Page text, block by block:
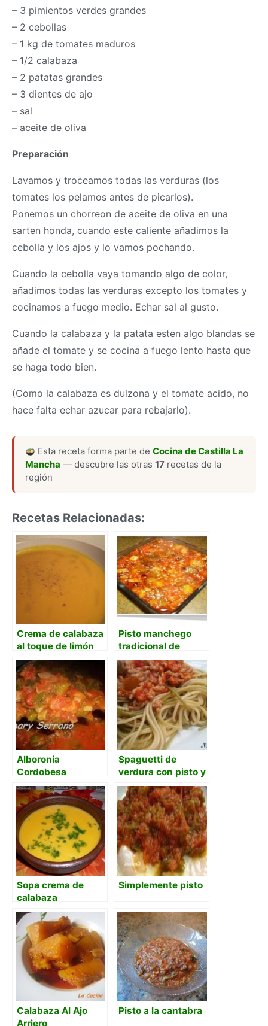
– 3 pimientos verdes grandes
– 2 cebollas
– 1 kg de tomates maduros
– 1/2 calabaza
– 2 patatas grandes
– 3 dientes de ajo
– sal
– aceite de oliva
Preparación
Lavamos y troceamos todas las verduras (los
tomates los pelamos antes de picarlos).
Ponemos un chorreon de aceite de oliva en una
sarten honda, cuando este caliente añadimos la
cebolla y los ajos y lo vamos pochando.
Cuando la cebolla vaya tomando algo de color,
añadimos todas las verduras excepto los tomates y
cocinamos a fuego medio. Echar sal al gusto.
Cuando la calabaza y la patata esten algo blandas se
añade el tomate y se cocina a fuego lento hasta que
se haga todo bien.
(Como la calabaza es dulzona y el tomate acido, no
hace falta echar azucar para rebajarlo).
Esta receta forma parte deCocina de Castilla La
Mancha — descubre las otras 17 recetas de la
región
Recetas Relacionadas:
Crema de calabaza
al toque de limón
Pisto manchego
tradicional de
verduras pochadas
a fuego lento
Alboronia
Cordobesa
Spaguetti de
verdura con pisto y
carne de ternera.
Sopa crema de
calabaza
Simplemente pisto
Calabaza Al Ajo
Arriero
Pisto a la cantabra